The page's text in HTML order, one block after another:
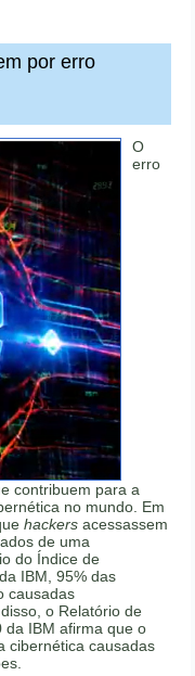
por erro
O
erro
contribuem para a
no mundo. Em
hackers acessassem
de uma
do Índice de
IBM, 95% das
causadas
o Relatório de
da IBM afirma que o
cibernética causadas